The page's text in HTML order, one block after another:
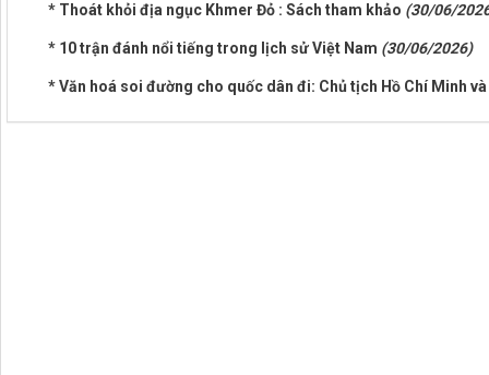
* Thoát khỏi địa ngục Khmer Đỏ : Sách tham khảo (30/06/
* 10 trận đánh nổi tiếng trong lịch sử Việt Nam (30/06/2026)
* Văn hoá soi đường cho quốc dân đi: Chủ tịch Hồ Chí Minh